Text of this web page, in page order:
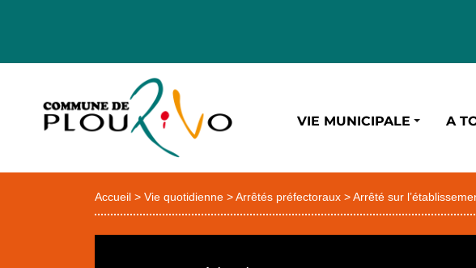
VIE MUNICIPALE A
Accueil > Vie quotidienne >Arrêtés préfectoraux >Arrêté sur